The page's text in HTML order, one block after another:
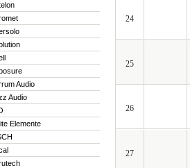
Audio
Audio
Elemente
24
25
26
27